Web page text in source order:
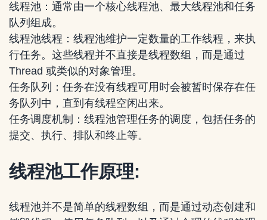
线程池：通常由一个核心线程池、最大线程池和任务
队列组成。
线程池线程：线程池维护一定数量的工作线程，来执
行任务。这些线程并不直接是线程数组，而是通过
Thread 或类似的对象管理。
任务队列：任务在没有线程可用时会被暂时保存在任
务队列中，直到有线程空闲出来。
任务调度机制：线程池管理任务的调度，包括任务的
提交、执行、排队和终止等。
线程池工作原理:
线程池并不是简单的线程数组，而是通过动态创建和